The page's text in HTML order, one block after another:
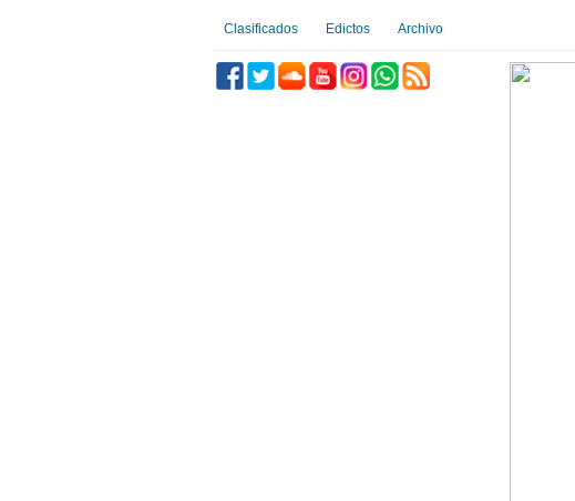
Clasificados Edictos Archivo